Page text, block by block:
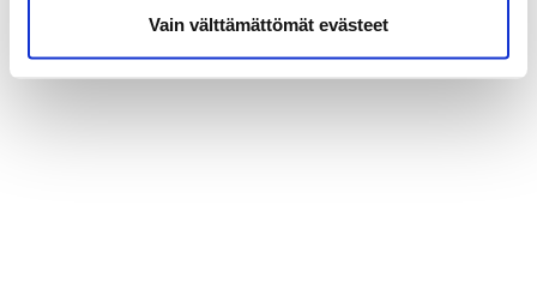
Vain välttämättömät evästeet